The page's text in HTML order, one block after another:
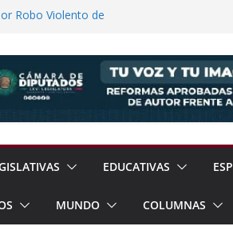
Robo Violento de
Resultados Tras 600
EDUCATIVAS
MUNDO COLUMNAS